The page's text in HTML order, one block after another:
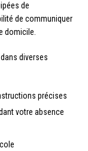
de
de communiquer
domicile.
diverses
précises
votre absence